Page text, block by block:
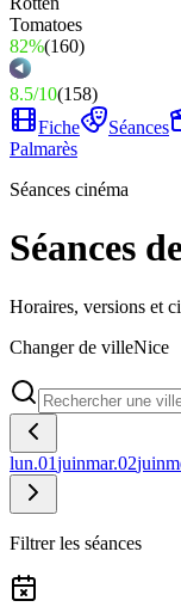
82%(160)
8.5/10(158)
Fiche
Séances
Palmarès
Séances cinéma
Séances
Horaires, versions et
Changer de villeNice
lun.01juinmar.02juin
Filtrer les séances